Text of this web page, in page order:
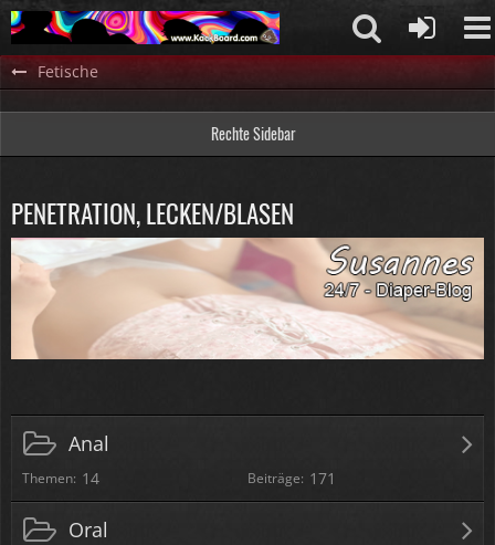
Fetische
PENETRATION, LECKEN/BLASEN
Anal
Themen 14 Beiträge 171
Oral
Rechte Sidebar